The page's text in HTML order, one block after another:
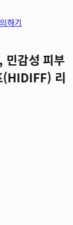
하기
민감성 피부
(HIDIFF) 리